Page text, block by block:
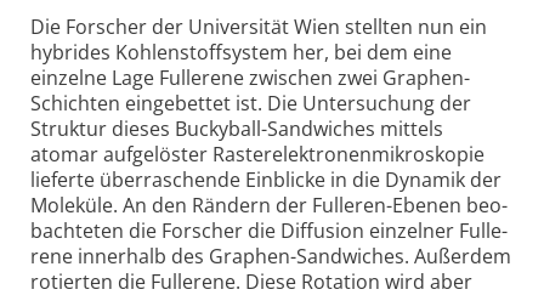
Die Forscher der Uni­versität Wien stellten nun ein
hybrides Kohlen­stoffsystem her, bei dem eine
einzelne Lage Fulle­rene zwischen zwei Graphen-
Schichten einge­bettet ist. Die Unter­suchung der
Struktur dieses Bucky­ball-Sandwiches mittels
atomar aufge­löster Raster­elektronen­mikroskopie
lieferte über­raschende Einblicke in die Dynamik der
Moleküle. An den Rändern der Fulleren-Ebenen beo­
bachteten die Forscher die Diffusion einzelner Fulle­
rene inner­halb des Graphen-Sandwiches. Außerdem
rotierten die Fullerene. Diese Rotation wird aber